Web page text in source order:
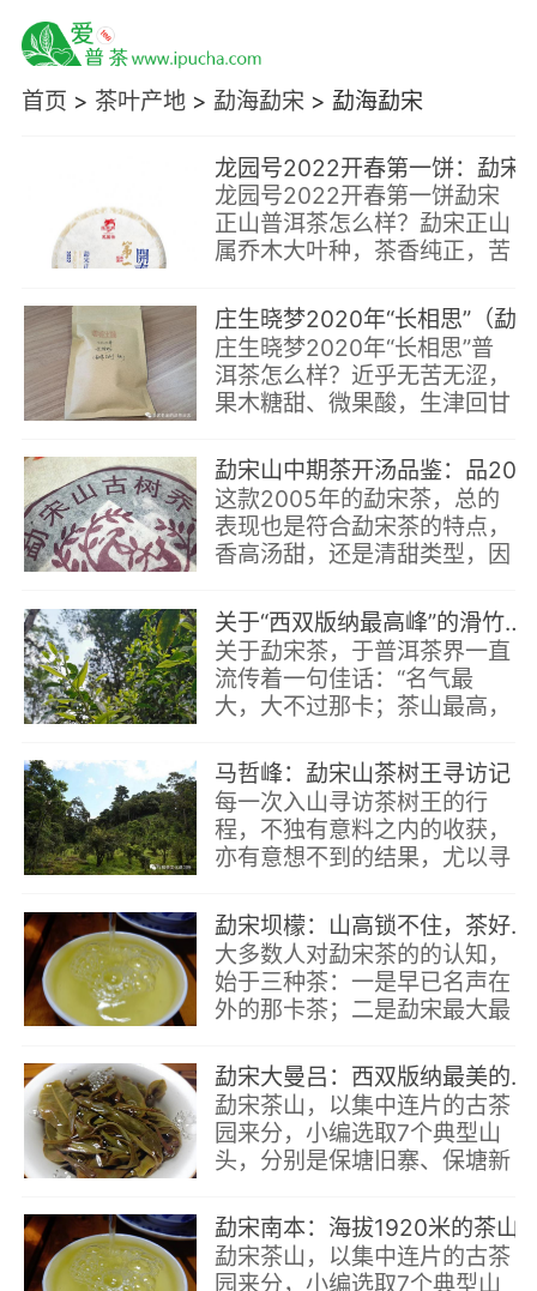
首页 > 茶叶产地> 勐海勐宋> 勐海勐宋
龙园号2022开春第一饼勐宋
正山普洱茶怎么样？勐宋正山
属乔木大叶种，茶香纯正，苦
庄生晓梦2020年“长相思”普
洱茶怎么样？近乎无苦无涩，
果木糖甜、微果酸，生津回甘
香气、滋味丰富度略欠，整体
变化幅度不大，适宜从当下即
开始品饮，也可
这款2005年的勐宋茶，总的
表现也是符合勐宋茶的特点，
香高汤甜，还是清甜类型，因
不足。并且应该是纯料茶，滋
味相对不够丰富。
关于“西双版纳最高峰”的滑竹梁子，你想知道的都在这篇文章里了
关于勐宋茶，于普洱茶界一直
流传着一句佳话：“名气最
大，大不过那卡；茶山最高，
马哲峰：勐宋山茶树王寻访记
每一次入山寻访茶树王的行
程，不独有意料之内的收获，
亦有意想不到的结果，尤以寻
9号古茶树的经历，最具有特
殊的意蕴。
勐宋坝檬：山高锁不住，茶好名自传
大多数人对勐宋茶的的认知，
始于三种茶：一是早已名声在
外的那卡茶；二是勐宋最大最
滑竹梁子茶。
勐宋大曼吕：西双版纳最美的布朗族寨
勐宋茶山，以集中连片的古茶
园来分，小编选取7个典型山
头，分别是保塘旧寨、保塘新
吕、坝檬，简称“勐宋七寨”。
本文介绍“勐宋大曼吕”。
勐宋茶山，以集中连片的古茶
园来分，小编选取7个典型山